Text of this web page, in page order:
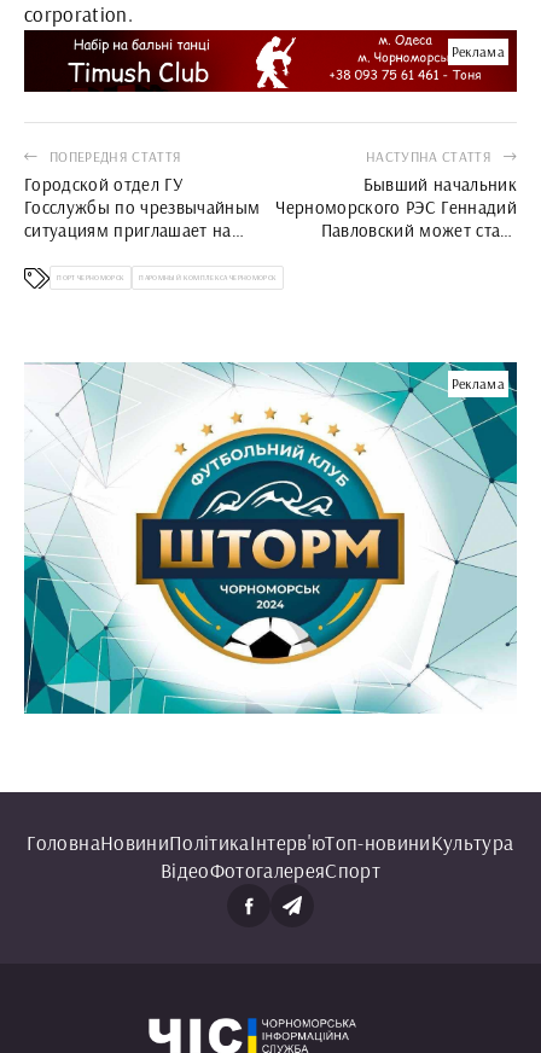
corporation.
Реклама
ПОПЕРЕДНЯ СТАТТЯ
Городской отдел ГУ
Госслужбы по чрезвычайным
ситуациям приглашает на
НАСТУПНА СТАТТЯ
Бывший начальник
Черноморского РЭС Геннадий
Павловский может стать
ПОРТ ЧЕРНОМОРСК ПАРОМНЫЙ КОМПЛЕКСА ЧЕРНОМОРСК
Реклама
ГоловнаНовиниПолітикаІнтерв'юТоп-новиниКультура
ВідеоФотогалереяСпорт